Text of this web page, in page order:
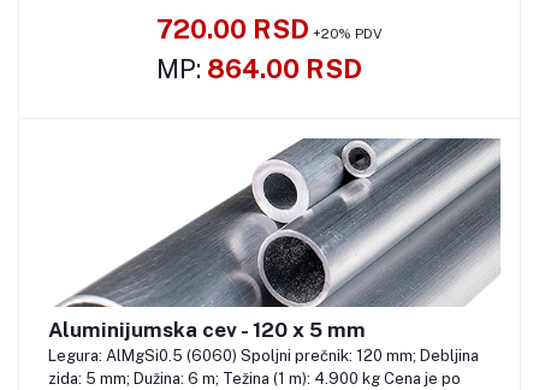
720.00 RSD +20% PDV
MP: 864.00 RSD
Pozovite
Aluminijumska cev - 120 x 5 mm
Legura: AlMgSi0.5 (6060) Spoljni prečnik: 120 mm; Debljina
zida: 5 mm; Dužina: 6 m; Težina (1 m): 4.900 kg Cena je po